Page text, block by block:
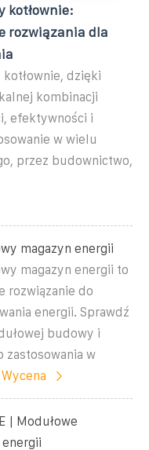
kotłownie:
rozwiązania dla
kotłownie, dzięki
kombinacji
efektywności i
w wielu
przez budownictwo,
magazyn energii
magazyn energii to
rozwiązanie do
energii. Sprawdź
budowy i
zastosowania w
Wycena
| Modułowe
energii